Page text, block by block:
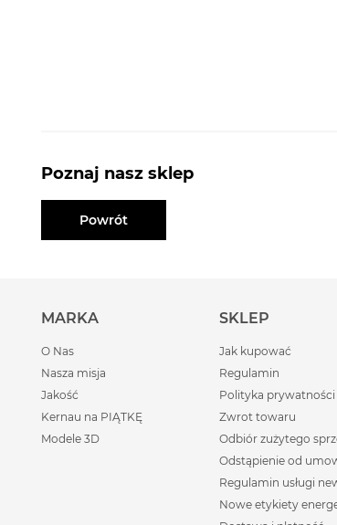
Poznaj nasz sklep
Powrót
MARKA
O Nas
Nasza misja
Jakość
Kernau na PIĄTKĘ
Modele 3D
SKLEP
Jak kupować
Regulamin
Polityka prywatności
Zwrot towaru
Odbiór zużytego
Odstąpienie od
Regulamin usługi
Nowe etykiety